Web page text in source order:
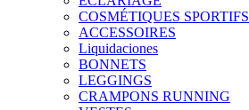
COSMÉTIQUES SPORTIFS
ACCESSOIRES
Liquidaciones
BONNETS
LEGGINGS
CRAMPONS RUNNING